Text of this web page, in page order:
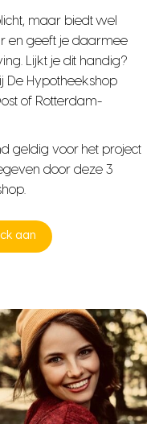
maar biedt wel
en geeft je daarmee
Lijkt je dit handig?
De Hypotheekshop
of Rotterdam-
geldig voor het project
door deze 3
aan